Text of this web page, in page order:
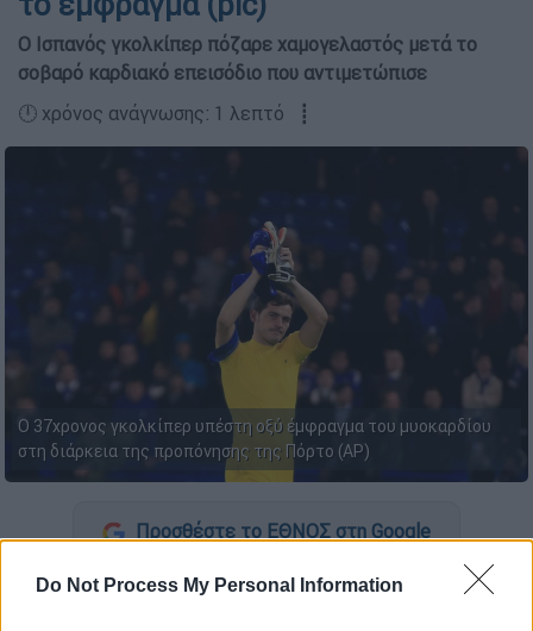
Do Not Process My Personal Information
Ο Ισπανός γκολκίπερ πόζαρε χαμογελαστός μετά το
σοβαρό καρδιακό επεισόδιο που αντιμετώπισε
🕛 χρόνος ανάγνωσης: 1 λεπτό ┋
Ο 37χρονος γκολκίπερ υπέστη οξύ έμφραγμα του μυοκαρδίου
στη διάρκεια της προπόνησης της Πόρτο (AP)
Προσθέστε το ΕΘΝΟΣ στη Google
Σόκαρε ηείδηση του καρδιακού επεισοδίου